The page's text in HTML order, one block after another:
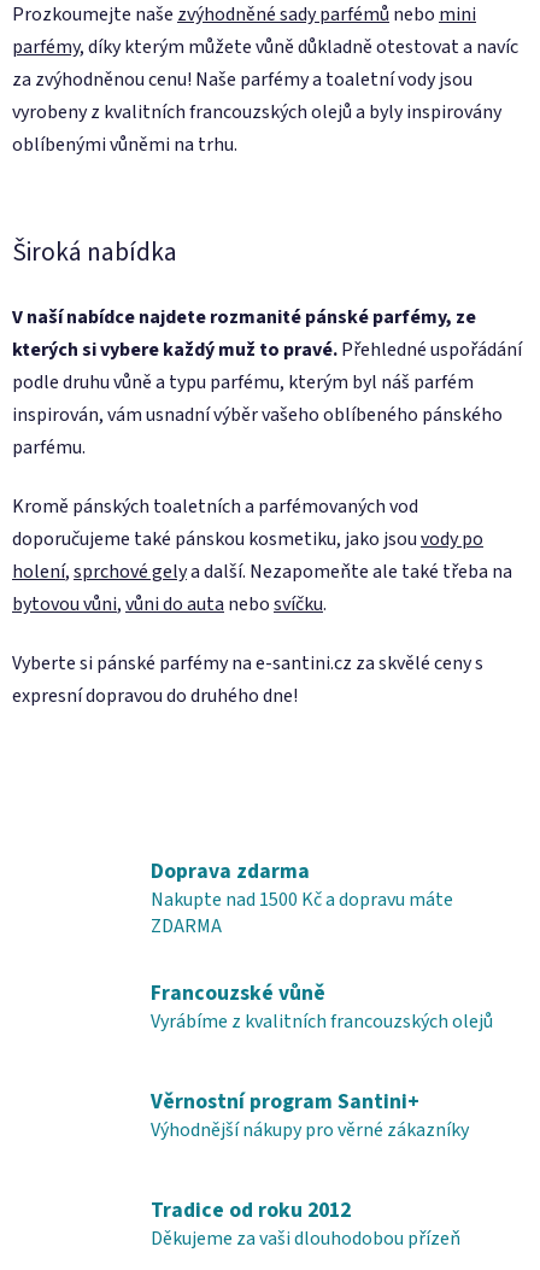
Prozkoumejte našezvýhodněné sady parfémůnebomini
parfémy, díky kterým můžete vůně důkladně otestovat a navíc
za zvýhodněnou cenu! Naše parfémy a toaletní vody jsou
vyrobeny z kvalitních francouzských olejů a byly inspirovány
oblíbenými vůněmi na trhu.
Široká nabídka
V naší nabídce najdete rozmanité pánské parfémy, ze
kterých si vybere každý muž to pravé.Přehledné uspořádání
podle druhu vůně a typu parfému, kterým byl náš parfém
inspirován, vám usnadní výběr vašeho oblíbeného pánského
parfému.
Kromě pánských toaletních a parfémovaných vod
doporučujeme také pánskou kosmetiku, jako jsouvody po
holení,sprchové gelya další. Nezapomeňte ale také třeba na
bytovou vůni,vůni do autanebosvíčku.
Vyberte si pánské parfémy na e-santini.cz za skvělé ceny s
expresní dopravou do druhého dne!
Doprava zdarma
Nakupte nad 1500 Kč a dopravu máte
ZDARMA
Francouzské vůně
Vyrábíme z kvalitních francouzských olejů
Věrnostní program Santini+
Výhodnější nákupy pro věrné zákazníky
Tradice od roku 2012
Děkujeme za vaši dlouhodobou přízeň